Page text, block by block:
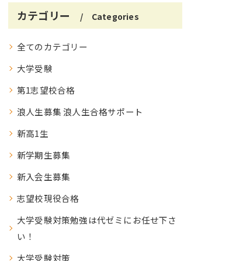
カテゴリー Categories
全てのカテゴリー
大学受験
第1志望校合格
浪人生募集 浪人生合格サポート
新高1生
新学期生募集
新入会生募集
志望校現役合格
大学受験対策勉強は代ゼミにお任せ下さ
い！
大学受験対策